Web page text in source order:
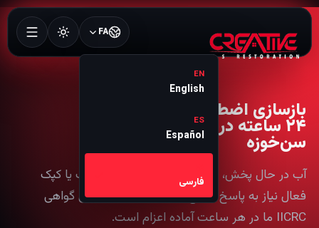
FA
EN
English
ES
Español
فارسی
بازسازی اضطراری
۲۴ ساعته در
سن‌خوزه
آب در حال پخش، خسارت دود، پس‌زدن فاضلاب یا کپک
فعال نیاز به پاسخ سریع دارد. تیم محلی و دارای گواهی
IICRC ما در هر ساعت آماده اعزام است.